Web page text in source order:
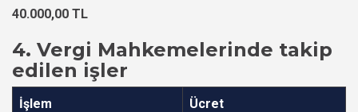
40.000,00 TL
4. Vergi Mahkemelerinde takip
edilen işler
İşlem Ücret